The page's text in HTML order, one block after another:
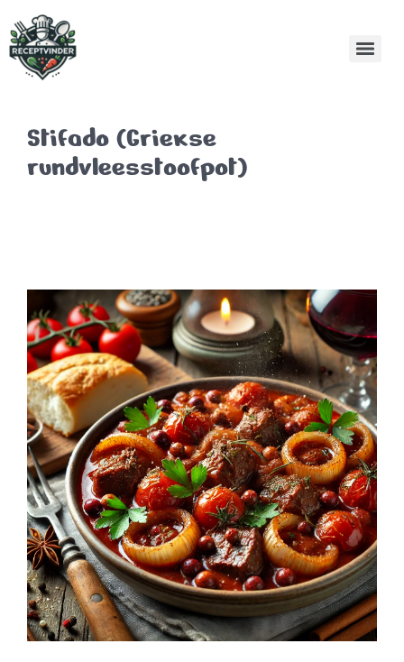
Stifado (Griekse
rundvleesstoofpot)